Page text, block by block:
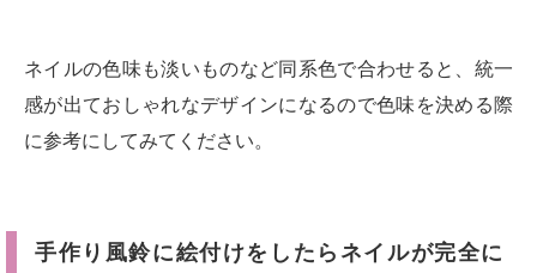
ネイルの色味も淡いものなど同系色で合わせると、統一
感が出ておしゃれなデザインになるので色味を決める際
に参考にしてみてください。
手作り風鈴に絵付けをしたらネイルが完全に